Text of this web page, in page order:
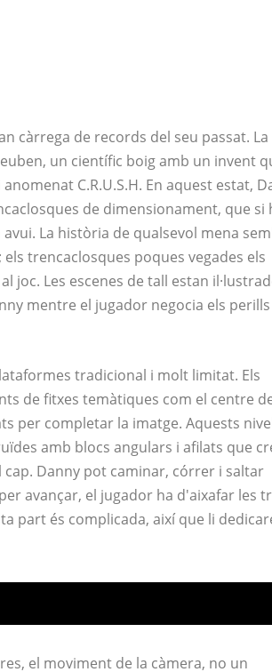
càrrega de records del seu passat. La
un científic boig amb un invent
C.R.U.S.H. En aquest estat,
de dimensionament, que si
La història de qualsevol mena
trencaclosques poques vegades els
joc. Les escenes de tall estan
mentre el jugador negocia els
tradicional i molt limitat. Els
de fitxes temàtiques com el centre
per completar la imatge. Aquests
amb blocs angulars i afilats que
Danny pot caminar, córrer i saltar
avançar, el jugador ha d'aixafar les
part és complicada, així que li
el moviment de la càmera, no un